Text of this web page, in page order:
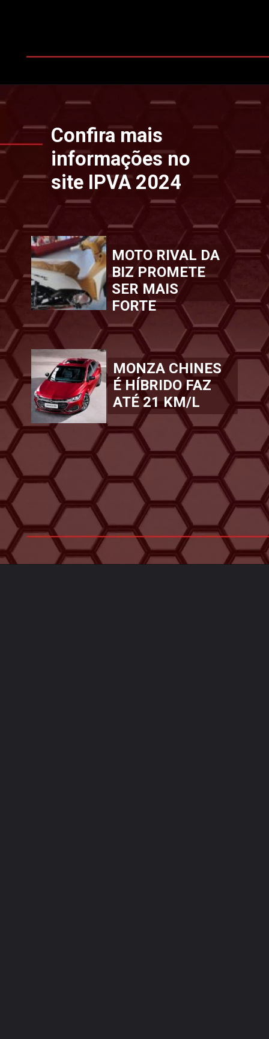
Openinghttps://www.ipvaconsulta.app.br/
MOTO RIVAL DA
BIZ PROMETE
SER MAIS
FORTE
MONZA CHINES
É HÍBRIDO FAZ
ATÉ 21 KM/L
Confira mais
informações no
site IPVA 2024